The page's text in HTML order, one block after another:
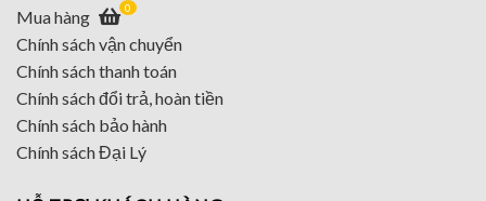
Mua hàng 0
Chính sách vận chuyển
Chính sách thanh toán
Chính sách đổi trả, hoàn tiền
Chính sách bảo hành
Chính sách Đại Lý